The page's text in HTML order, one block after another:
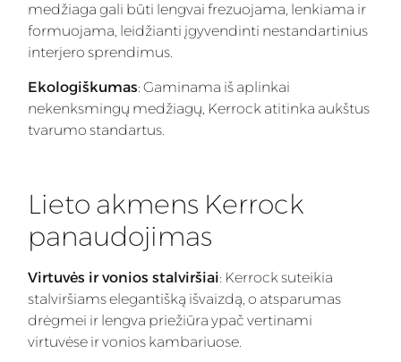
medžiaga gali būti lengvai frezuojama, lenkiama ir
formuojama, leidžianti įgyvendinti nestandartinius
interjero sprendimus.
Ekologiškumas: Gaminama iš aplinkai
nekenksmingų medžiagų, Kerrock atitinka aukštus
tvarumo standartus.
Lieto akmens Kerrock
panaudojimas
Virtuvės ir vonios stalviršiai: Kerrock suteikia
stalviršiams elegantišką išvaizdą, o atsparumas
drėgmei ir lengva priežiūra ypač vertinami
virtuvėse ir vonios kambariuose.